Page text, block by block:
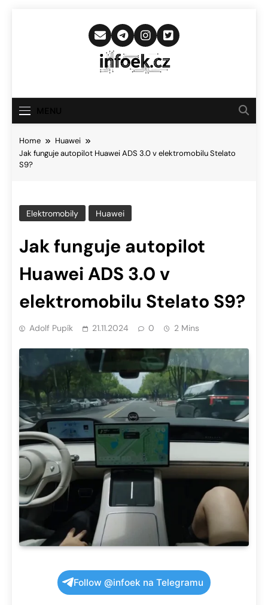
Infoek.cz
Novinkám
Home
Huawei
Jak funguje autopilot Huawei ADS 3.0 v elektromobilu Stelato
S9?
Elektromobily Huawei
Jak funguje autopilot
Huawei ADS 3.0 v
elektromobilu Stelato S9?
Adolf Pupík 21.11.2024 0 2 Mins
Follow @infoek na Telegramu